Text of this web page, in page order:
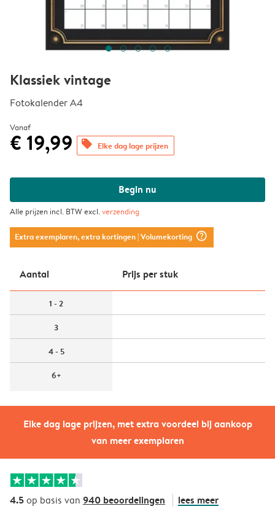
Elke dag lage prijzen, met extra voordeel bij aankoop
van meer exemplaren
Klassiek vintage
Fotokalender A4
Vanaf
€ 19,99 offers Elke dag lage prijzen
Begin nu
Alle prijzen incl. BTW excl.verzending
Extra exemplaren, extra kortingen| Volumekorting question_mark_circle
Aantal Prijs per stuk
1 - 2
3
4 - 5
6+
4.5op basis van 940 beoordelingen lees meer